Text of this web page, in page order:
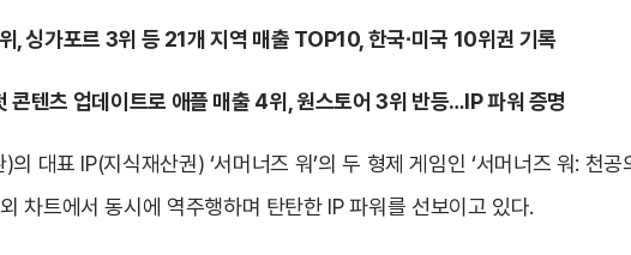
, 싱가포르 3위 등 21개 지역 매출 TOP10, 한국∙미국 10위권 기록
콘텐츠 업데이트로 애플 매출 4위, 원스토어 3위 반등…IP 파워 증명
대표 IP(지식재산권) ‘서머너즈 워’의 두 형제 게임인 ‘서머너즈 워: 천
차트에서 동시에 역주행하며 탄탄한 IP 파워를 선보이고 있다.